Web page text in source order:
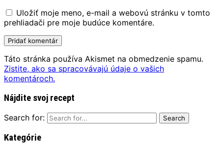
Uložiť moje meno, e-mail a webovú stránku v tomto
prehliadači pre moje budúce komentáre.
Táto stránka používa Akismet na obmedzenie spamu.
Zistite, ako sa spracovávajú údaje o vašich
komentároch.
Nájdite svoj recept
Search for:
Kategórie